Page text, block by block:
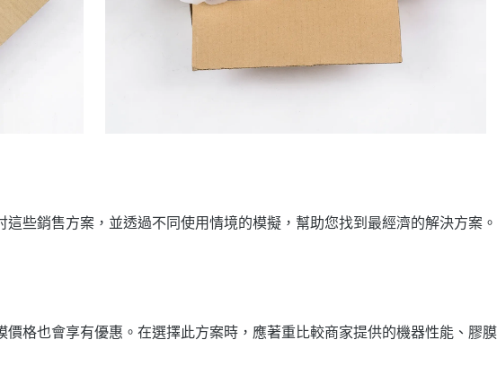
些銷售方案，並透過不同使用情境的模擬，幫助您找到最經濟的解決方案。
格也會享有優惠。在選擇此方案時，應著重比較商家提供的機器性能、膠膜